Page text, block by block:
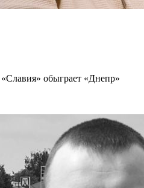
обыграет «Днепр»